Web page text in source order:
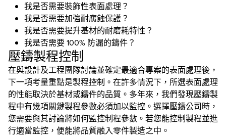
我是否需要裝飾性表面處理？
我是否需要加強耐腐蝕保護？
我是否需要提升基材的耐磨耗特性？
我是否需要 100% 防漏的鑄件？
壓鑄製程控制
在與設計及工程團隊討論並確定最適合專案的表面處理後，
下一項考量重點是製程控制。在許多情況下，所選表面處理
的性能取決於基材或鑄件的品質。多年來，我們發現壓鑄製
程中有幾項關鍵製程參數必須加以監控。選擇壓鑄公司時，
您需要與其討論將如何監控制程參數。若您能控制製程並進
行適當監控，便能將品質融入零件製造之中。